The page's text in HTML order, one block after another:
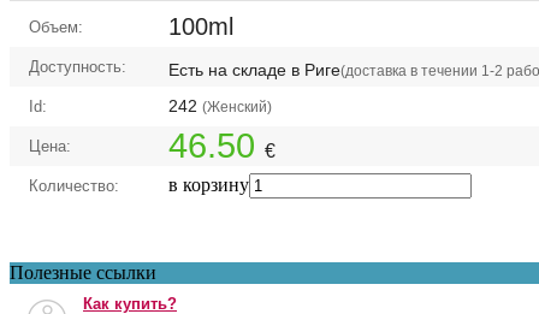
Объем: 100ml
Доступность: Есть на складе в Риге(доставка в течении 1-2
Id: 242 (Женский)
Цена: 46.50 €
Количество: в корзину
Полезные ссылки
Как купить?